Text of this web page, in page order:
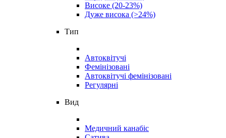
Високе (20-23%)
Дуже висока (>24%)
Тип
Автоквітучі
Фемінізовані
Автоквітучі фемінізовані
Регулярні
Вид
Медичний канабіс